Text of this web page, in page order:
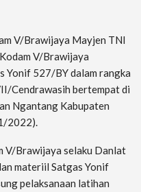
V/Brawijaya Mayjen TNI
V/Brawijaya
Yonif 527/BY dalam rangka
Cendrawasih bertempat di
Ngantang Kabupaten
2022).
V/Brawijaya selaku Danlat
materiil Satgas Yonif
pelaksanaan latihan